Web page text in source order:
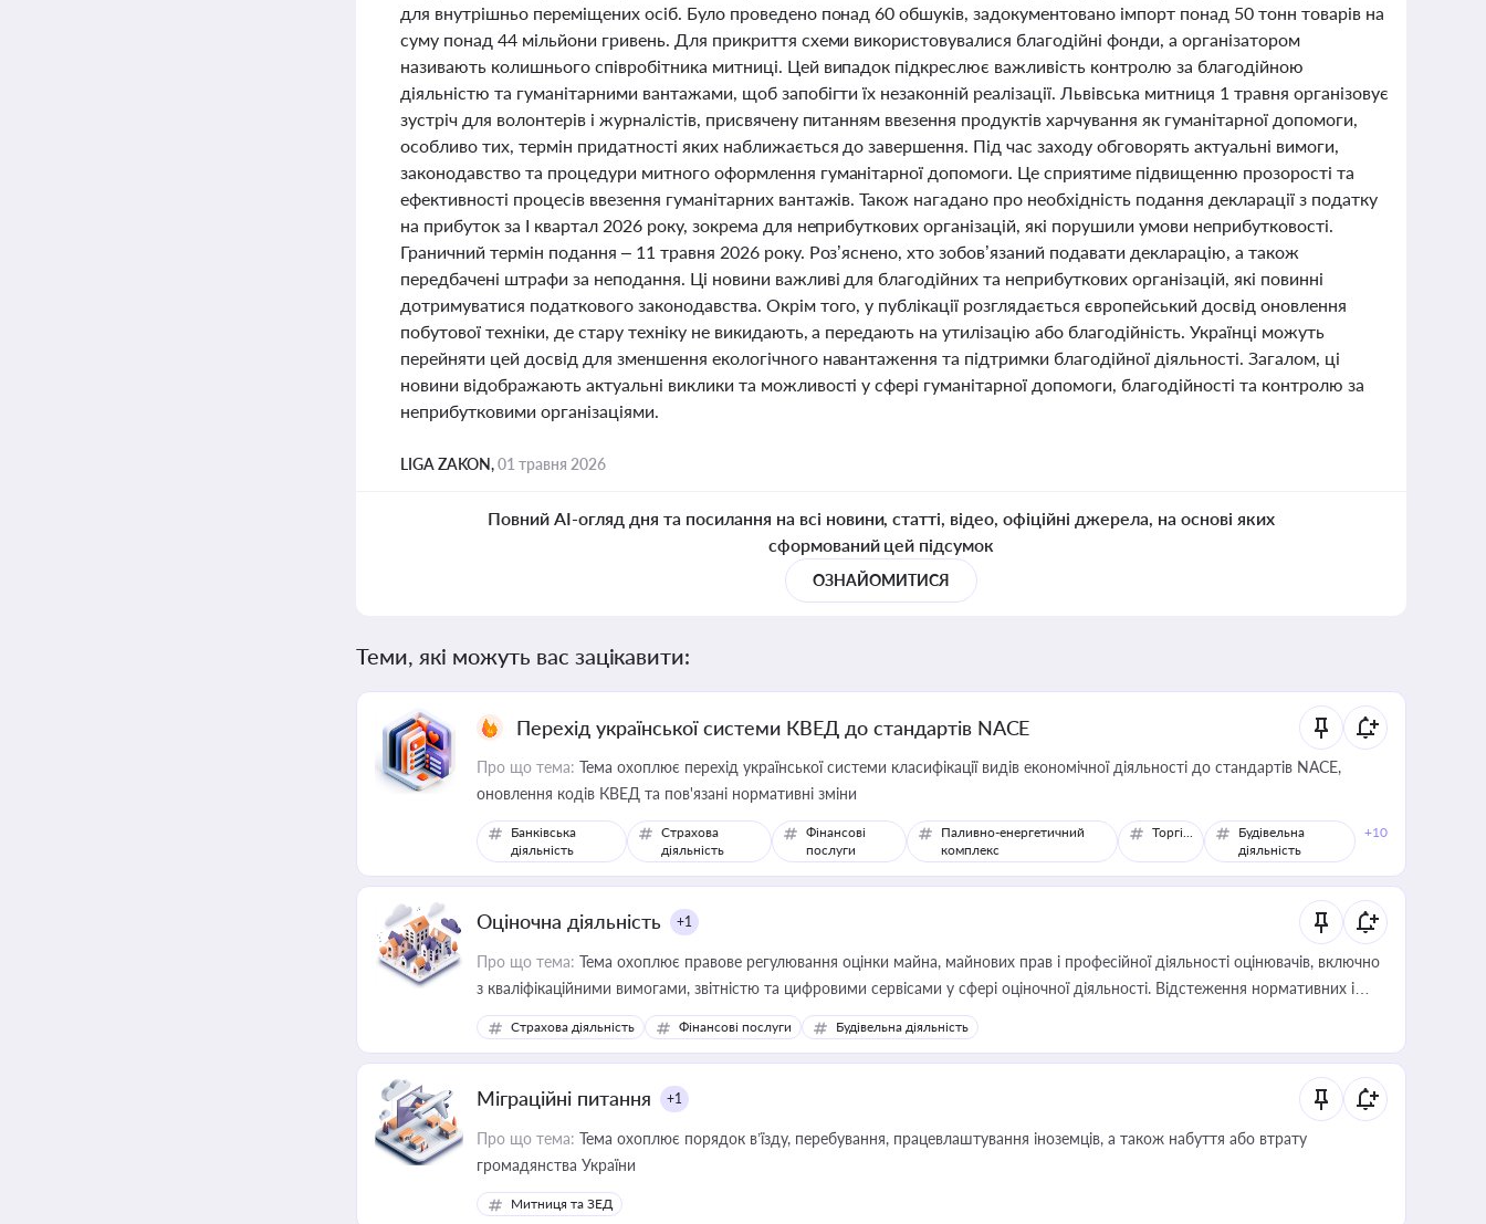
для внутрішньо переміщених осіб. Було проведено понад 60 обшуків, задокументовано імпорт понад 50 тонн товарів на
суму понад 44 мільйони гривень. Для прикриття схеми використовувалися благодійні фонди, а організатором
називають колишнього співробітника митниці. Цей випадок підкреслює важливість контролю за благодійною
діяльністю та гуманітарними вантажами, щоб запобігти їх незаконній реалізації. Львівська митниця 1 травня організовує
зустріч для волонтерів і журналістів, присвячену питанням ввезення продуктів харчування як гуманітарної допомоги,
особливо тих, термін придатності яких наближається до завершення. Під час заходу обговорять актуальні вимоги,
законодавство та процедури митного оформлення гуманітарної допомоги. Це сприятиме підвищенню прозорості та
ефективності процесів ввезення гуманітарних вантажів. Також нагадано про необхідність подання декларації з податку
на прибуток за І квартал 2026 року, зокрема для неприбуткових організацій, які порушили умови неприбутковості.
Граничний термін подання – 11 травня 2026 року. Роз’яснено, хто зобов’язаний подавати декларацію, а також
передбачені штрафи за неподання. Ці новини важливі для благодійних та неприбуткових організацій, які повинні
дотримуватися податкового законодавства. Окрім того, у публікації розглядається європейський досвід оновлення
побутової техніки, де стару техніку не викидають, а передають на утилізацію або благодійність. Українці можуть
перейняти цей досвід для зменшення екологічного навантаження та підтримки благодійної діяльності. Загалом, ці
новини відображають актуальні виклики та можливості у сфері гуманітарної допомоги, благодійності та контролю за
неприбутковими організаціями.
LIGA ZAKON,01 травня 2026
Повний AI-огляд дня та посилання на всі новини, статті, відео, офіційні джерела, на основі яких
сформований цей підсумок
ОЗНАЙОМИТИСЯ
Теми, які можуть вас зацікавити:
Перехід української системи КВЕД до стандартів NACE
Про що тема: Тема охоплює перехід української системи класифікації видів економічної діяльності до стандартів NACE,
оновлення кодів КВЕД та пов'язані нормативні зміни
Банківська
діяльність
Страхова
діяльність
Фінансові
послуги
Паливно-енергетичний
комплекс
Торгівля
Будівельна
діяльність
+10
Оціночна діяльність +1
Про що тема: Тема охоплює правове регулювання оцінки майна, майнових прав і професійної діяльності оцінювачів, включно
з кваліфікаційними вимогами, звітністю та цифровими сервісами у сфері оціночної діяльності. Відстеження нормативних і
медійних змін у цій сфері корисне для власника бізнесу, керівника, юриста або бухгалтера під час оподаткування,
приватизації, оренди державного майна, корпоративних угод і перевірки статусу суб'єктів оціночної діяльності
Страхова діяльність Фінансові послуги Будівельна діяльність
Міграційні питання +1
Про що тема: Тема охоплює порядок в’їзду, перебування, працевлаштування іноземців, а також набуття або втрату
громадянства України
Митниця та ЗЕД